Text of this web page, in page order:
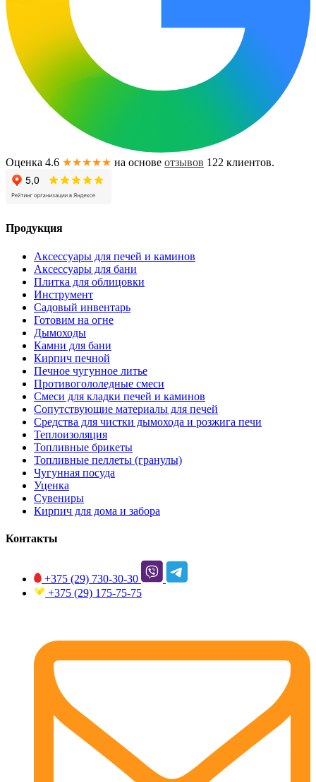
Оценка 4.6 ★★★★★ на основе отзывов 122 клиентов.
Продукция
Аксессуары для печей и каминов
Аксессуары для бани
Плитка для облицовки
Инструмент
Садовый инвентарь
Готовим на огне
Дымоходы
Камни для бани
Кирпич печной
Печное чугунное литье
Противогололедные смеси
Смеси для кладки печей и каминов
Сопутствующие материалы для печей
Средства для чистки дымохода и розжига печи
Теплоизоляция
Топливные брикеты
Топливные пеллеты (гранулы)
Чугунная посуда
Уценка
Сувениры
Кирпич для дома и забора
Контакты
+375 (29) 730-30-30
+375 (29) 175-75-75